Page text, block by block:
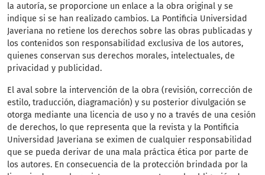
la autoría, se proporcione un enlace a la obra original y se
indique si se han realizado cambios. La Pontificia Universidad
Javeriana no retiene los derechos sobre las obras publicadas y
los contenidos son responsabilidad exclusiva de los autores,
quienes conservan sus derechos morales, intelectuales, de
privacidad y publicidad.
El aval sobre la intervención de la obra (revisión, corrección de
estilo, traducción, diagramación) y su posterior divulgación se
otorga mediante una licencia de uso y no a través de una cesión
de derechos, lo que representa que la revista y la Pontificia
Universidad Javeriana se eximen de cualquier responsabilidad
que se pueda derivar de una mala práctica ética por parte de
los autores. En consecuencia de la protección brindada por la